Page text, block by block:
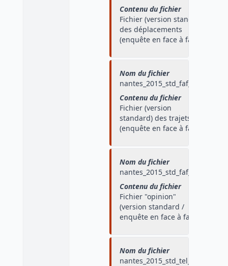
Contenu du fichier
Fichier (version standard)
des déplacements
(enquête en face à face)
Nom du fichier
nantes_2015_std_faf_traj
Contenu du fichier
Fichier (version
standard) des trajets
(enquête en face à face)
Nom du fichier
nantes_2015_std_faf_opi
Contenu du fichier
Fichier "opinion"
(version standard /
enquête en face à face)
Nom du fichier
nantes_2015_std_tel_men